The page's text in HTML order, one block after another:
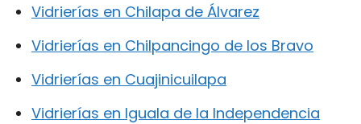
Vidrierías en Chilapa de Álvarez
Vidrierías en Chilpancingo de los Bravo
Vidrierías en Cuajinicuilapa
Vidrierías en Iguala de la Independencia